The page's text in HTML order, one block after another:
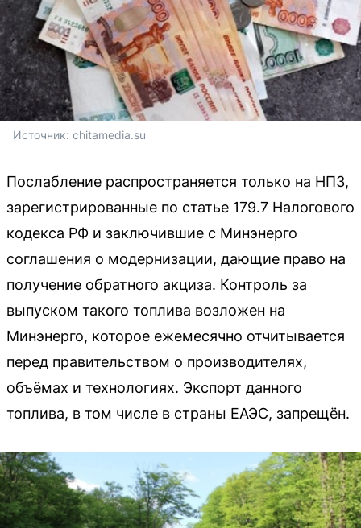
Источник: chitamedia.su
Послабление распространяется только на НПЗ,
зарегистрированные по статье 179.7 Налогового
кодекса РФ и заключившие с Минэнерго
соглашения о модернизации, дающие право на
получение обратного акциза. Контроль за
выпуском такого топлива возложен на
Минэнерго, которое ежемесячно отчитывается
перед правительством о производителях,
объёмах и технологиях. Экспорт данного
топлива, в том числе в страны ЕАЭС, запрещён.